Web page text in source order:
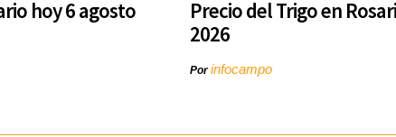
hoy 6 agosto
Precio del Trigo en
2026
Porinfocampo